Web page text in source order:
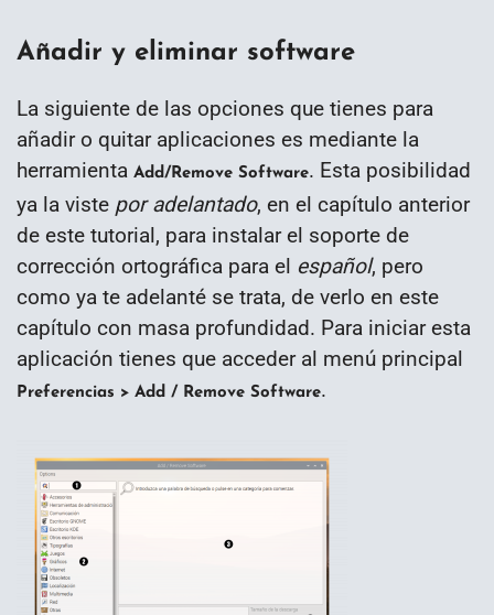
Añadir y eliminar software
La siguiente de las opciones que tienes para
añadir o quitar aplicaciones es mediante la
herramienta Add/Remove Software. Esta posibilidad
ya la viste por adelantado, en el capítulo anterior
de este tutorial, para instalar el soporte de
corrección ortográfica para el español, pero
como ya te adelanté se trata, de verlo en este
capítulo con masa profundidad. Para iniciar esta
aplicación tienes que acceder al menú principal
Preferencias > Add / Remove Software.